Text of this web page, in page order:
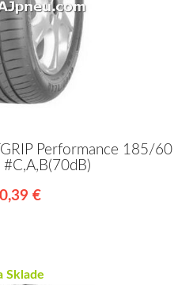
Performance 185/60
€
Sklade